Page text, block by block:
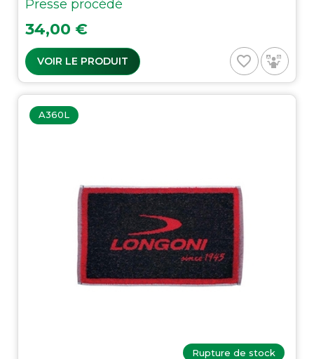
Presse procédé
Prix
34,00 €
VOIR LE PRODUIT favorite_border
A360L
Rupture de stock